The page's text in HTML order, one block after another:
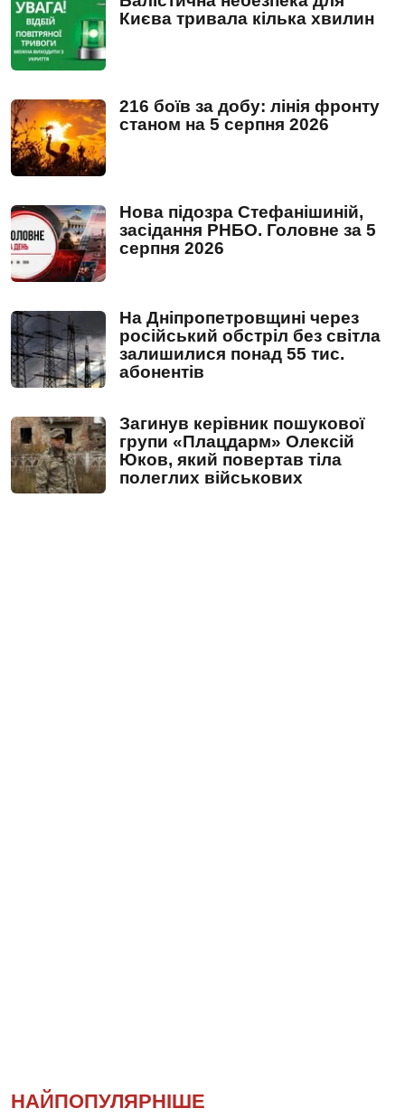
Києва тривала кілька хвилин
216 боїв за добу: лінія фронту
станом на 5 серпня 2026
Нова підозра Стефанішиній,
засідання РНБО. Головне за 5
серпня 2026
На Дніпропетровщині через
російський обстріл без світла
залишилися понад 55 тис.
абонентів
Загинув керівник пошукової
групи «Плацдарм» Олексій
Юков, який повертав тіла
полеглих військових
НАЙПОПУЛЯРНІШЕ